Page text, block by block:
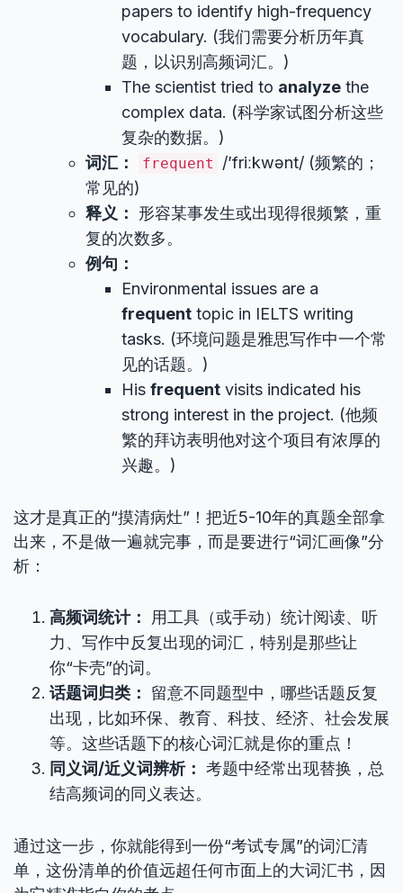
papers to identify high-frequency
vocabulary. (我们需要分析历年真
题，以识别高频词汇。)
The scientist tried to analyze the
complex data. (科学家试图分析这些
复杂的数据。)
词汇：
frequent
/’friːkwənt/ (频繁的；
常见的)
释义：
形容某事发生或出现得很频繁，重
复的次数多。
例句：
Environmental issues are a
frequent topic in IELTS writing
tasks. (环境问题是雅思写作中一个常
见的话题。)
His frequent visits indicated his
strong interest in the project. (他频
繁的拜访表明他对这个项目有浓厚的
兴趣。)
这才是真正的“摸清病灶”！把近5-10年的真题全部拿
出来，不是做一遍就完事，而是要进行“词汇画像”分
析：
高频词统计：
用工具（或手动）统计阅读、听
力、写作中反复出现的词汇，特别是那些让
你“卡壳”的词。
话题词归类：
留意不同题型中，哪些话题反复
出现，比如环保、教育、科技、经济、社会发展
等。这些话题下的核心词汇就是你的重点！
同义词/近义词辨析： 考题中经常出现替换，总
结高频词的同义表达。
通过这一步，你就能得到一份“考试专属”的词汇清
单，这份清单的价值远超任何市面上的大词汇书，因